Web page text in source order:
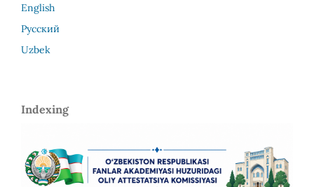
English
Русский
Uzbek
Indexing